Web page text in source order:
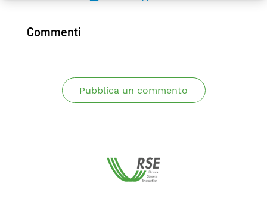
Commenti
Pubblica un commento